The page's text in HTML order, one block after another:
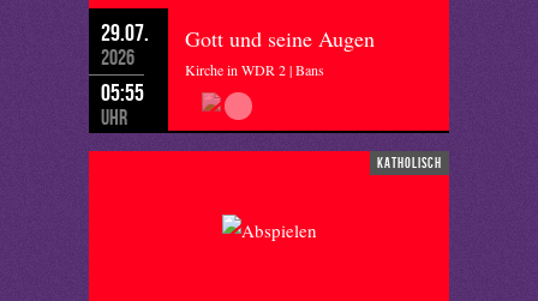
29.07.
2026
05:55
Uhr
Gott und seine Augen
Kirche in WDR 2 | Bans
katholisch